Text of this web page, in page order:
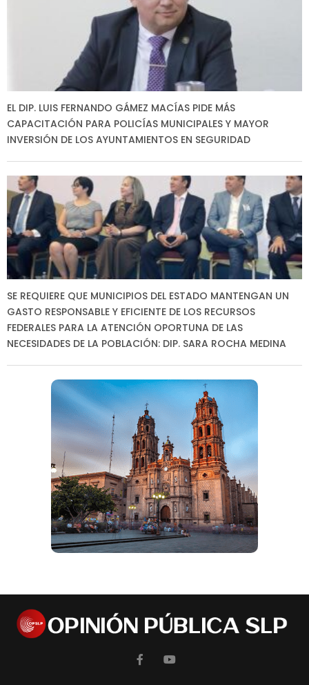
EL DIP. LUIS FERNANDO GÁMEZ MACÍAS PIDE MÁS
CAPACITACIÓN PARA POLICÍAS MUNICIPALES Y MAYOR
INVERSIÓN DE LOS AYUNTAMIENTOS EN SEGURIDAD
SE REQUIERE QUE MUNICIPIOS DEL ESTADO MANTENGAN UN
GASTO RESPONSABLE Y EFICIENTE DE LOS RECURSOS
FEDERALES PARA LA ATENCIÓN OPORTUNA DE LAS
NECESIDADES DE LA POBLACIÓN: DIP. SARA ROCHA MEDINA